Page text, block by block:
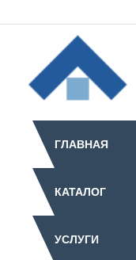
ГЛАВНАЯ
КАТАЛОГ
УСЛУГИ